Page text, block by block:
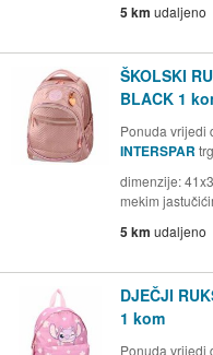
5 km udaljeno
ŠKOLSKI
BLACK 1
Ponuda vrijedi
INTERSPAR
dimenzije:
mekim
5 km udaljeno
DJEČJI
1 kom
Ponuda vrijedi